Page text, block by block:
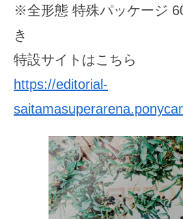
※全形態 特殊パッケージ
き
特設サイトはこちら
https://editorial-